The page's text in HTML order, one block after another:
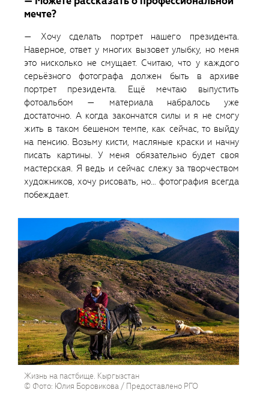
мечте?
— Хочу сделать портрет нашего президента.
Наверное, ответ у многих вызовет улыбку, но меня
это нисколько не смущает. Считаю, что у каждого
серьёзного фотографа должен быть в архиве
портрет президента. Ещё мечтаю выпустить
фотоальбом — материала набралось уже
достаточно. А когда закончатся силы и я не смогу
жить в таком бешеном темпе, как сейчас, то выйду
на пенсию. Возьму кисти, масляные краски и начну
писать картины. У меня обязательно будет своя
мастерская. Я ведь и сейчас слежу за творчеством
художников, хочу рисовать, но… фотография всегда
побеждает.
Жизнь на пастбище. Кыргызстан
© Фото: Юлия Боровикова / Предоставлено РГО